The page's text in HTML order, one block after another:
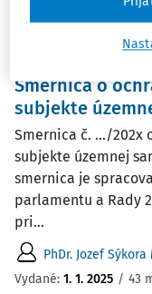
Smernica o
subjekte
Smernica č. …/202x
subjekte územnej
smernica je
parlamentu a Rady
pri...
PhDr. Jozef Sýkora
Vydané: 1. 1. 2025 / 43